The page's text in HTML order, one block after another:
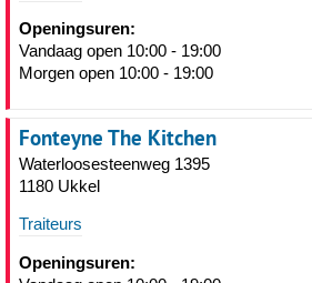
Openingsuren:
Vandaag open 10:00 - 19:00
Morgen open 10:00 - 19:00
Fonteyne The Kitchen
Waterloosesteenweg 1395
1180 Ukkel
Traiteurs
Openingsuren: